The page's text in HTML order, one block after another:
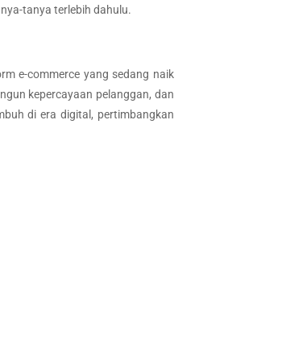
tanya terlebih dahulu.
e-commerce yang sedang naik
kepercayaan pelanggan, dan
di era digital, pertimbangkan